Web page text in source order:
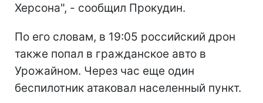
Херсона", - сообщил Прокудин.
По его словам, в 19:05 российский дрон
также попал в гражданское авто в
Урожайном. Через час еще один
беспилотник атаковал населенный пункт.